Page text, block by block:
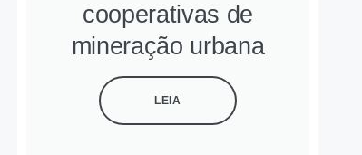
cooperativas de
mineração urbana
LEIA